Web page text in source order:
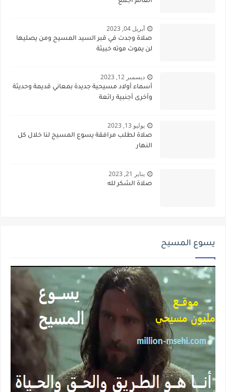
أبريل 04, 2023
صلاة وجدت في قبر السيد المسيح ومن يصليها
لن يموت موته خبيثة
ديسمبر 12, 2023
أسماء أولاد مسيحية جديدة بمعاني قديمة وحديثة
وأخرى أجنبية رائعة
يوليو 13, 2023
صلاة لطلب مرافقة يسوع المسيح لنا خلال كل
النهار
يناير 21, 2023
صلاة الشكر لله
يسوع المسيح